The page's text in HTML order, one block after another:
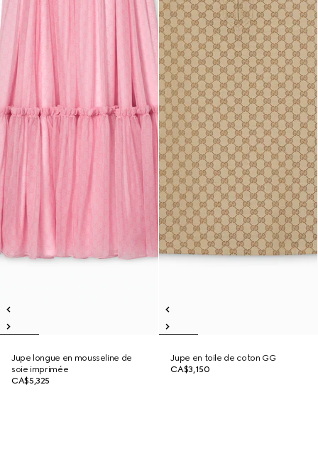
Jupe longue en mousseline de
soie imprimée
CA$5,325
Jupe en toile de coton GG
CA$3,150